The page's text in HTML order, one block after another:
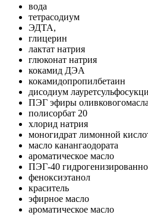
вода
тетрасодиум
ЭДТА,
глицерин
лактат натрия
глюконат натрия
кокамид ДЭА
кокамидопропилбетаин
дисодиум
ПЭГ эфиры оливковогомасла
полисорбат 20
хлорид натрия
моногидрат лимонной
масло канангаодората
ароматическое масло
ПЭГ-40
феноксиэтанол
краситель
эфирное масло
ароматическое масло